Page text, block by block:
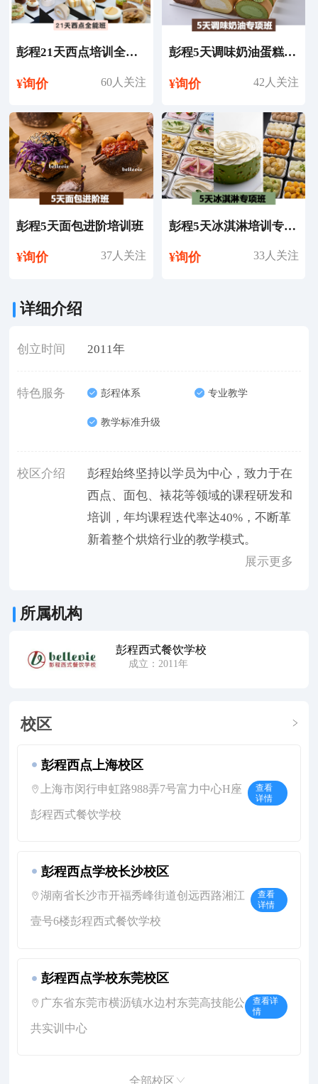
彭程21天西点培训全能班
¥询价 60人关注
彭程5天调味奶油蛋糕培训专项班
¥询价 42人关注
彭程5天面包进阶培训班
¥询价 37人关注
彭程5天冰淇淋培训专项班
¥询价 33人关注
详细介绍
创立时间 2011年
特色服务 彭程体系 专业教学
教学标准升级
校区介绍
彭程始终坚持以学员为中心，致力于在
西点、面包、裱花等领域的课程研发和
培训，年均课程迭代率达40%，不断革
新着整个烘焙行业的教学模式。
展示更多
所属机构
彭程西式餐饮学校
成立：2011年
校区
彭程西点上海校区
上海市闵行申虹路988弄7号富力中心H座
彭程西式餐饮学校
查看
详情
彭程西点学校长沙校区
湖南省长沙市开福秀峰街道创远西路湘江
壹号6楼彭程西式餐饮学校
查看
详情
彭程西点学校东莞校区
广东省东莞市横沥镇水边村东莞高技能公
共实训中心
查看详
情
全部校区